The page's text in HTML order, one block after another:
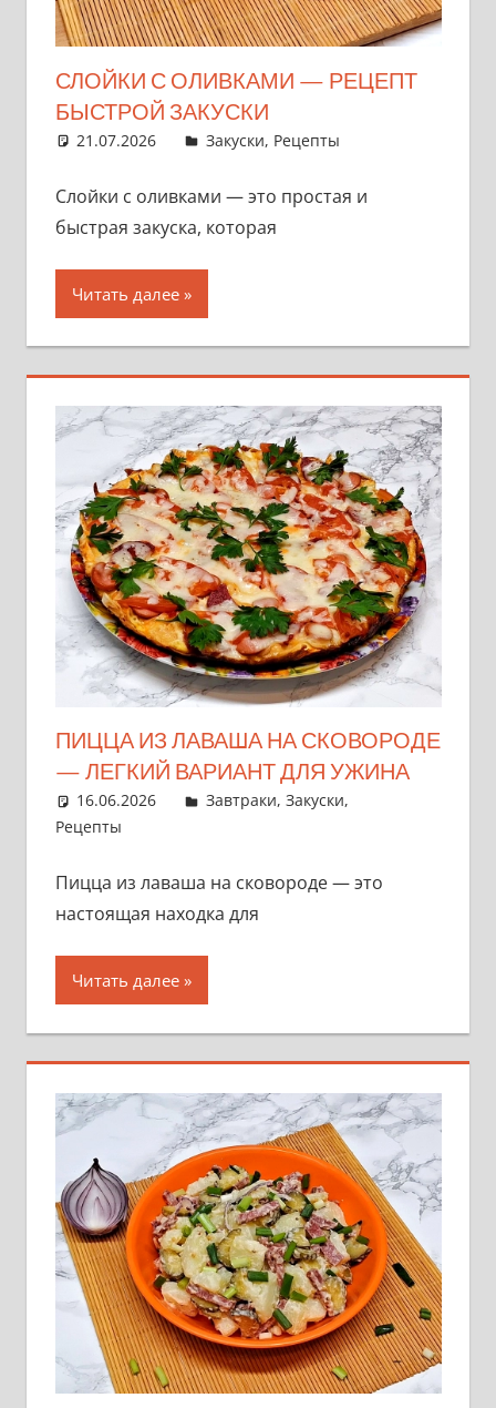
СЛОЙКИ С ОЛИВКАМИ — РЕЦЕПТ
БЫСТРОЙ ЗАКУСКИ
21.07.2026 admin
Закуски, Рецепты
Слойки с оливками — это простая и
быстрая закуска, которая
Читать далее
ПИЦЦА ИЗ ЛАВАША НА СКОВОРОДЕ
— ЛЕГКИЙ ВАРИАНТ ДЛЯ УЖИНА
16.06.2026 admin
Завтраки, Закуски,
Рецепты
Пицца из лаваша на сковороде — это
настоящая находка для
Читать далее